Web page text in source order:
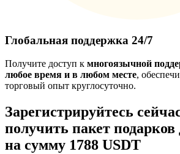
Глобальная поддержка 24/7
Получите доступ к многоязычной
любое время и в любом месте,
торговый опыт круглосуточно.
Зарегистрируйтесь
получить пакет
на сумму 1788 USDT